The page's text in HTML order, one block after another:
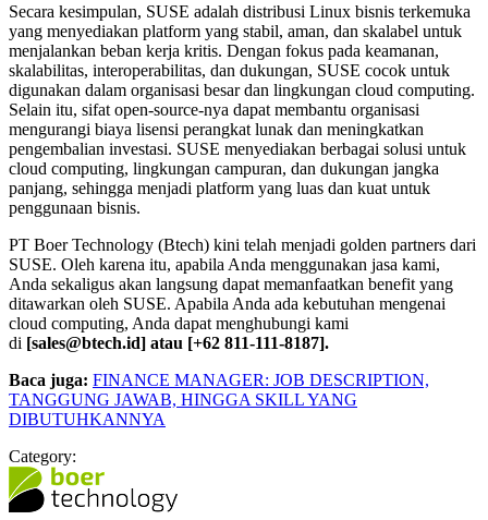
Secara kesimpulan, SUSE adalah distribusi Linux bisnis terkemuka
yang menyediakan platform yang stabil, aman, dan skalabel untuk
menjalankan beban kerja kritis. Dengan fokus pada keamanan,
skalabilitas, interoperabilitas, dan dukungan, SUSE cocok untuk
digunakan dalam organisasi besar dan lingkungan cloud computing.
Selain itu, sifat open-source-nya dapat membantu organisasi
mengurangi biaya lisensi perangkat lunak dan meningkatkan
pengembalian investasi. SUSE menyediakan berbagai solusi untuk
cloud computing, lingkungan campuran, dan dukungan jangka
panjang, sehingga menjadi platform yang luas dan kuat untuk
penggunaan bisnis.
PT Boer Technology (Btech) kini telah menjadi golden partners dari
SUSE. Oleh karena itu, apabila Anda menggunakan jasa kami,
Anda sekaligus akan langsung dapat memanfaatkan benefit yang
ditawarkan oleh SUSE. Apabila Anda ada kebutuhan mengenai
cloud computing, Anda dapat menghubungi kami
di [sales@btech.id] atau [+62 811-111-8187].
Baca juga: FINANCE MANAGER: JOB DESCRIPTION,
TANGGUNG JAWAB, HINGGA SKILL YANG
DIBUTUHKANNYA
Category: